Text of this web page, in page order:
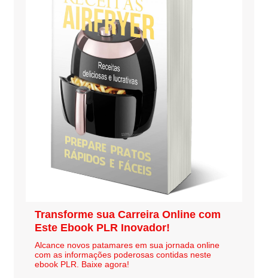
Transforme sua Carreira Online com
Este Ebook PLR Inovador!
Alcance novos patamares em sua jornada online
com as informações poderosas contidas neste
ebook PLR. Baixe agora!